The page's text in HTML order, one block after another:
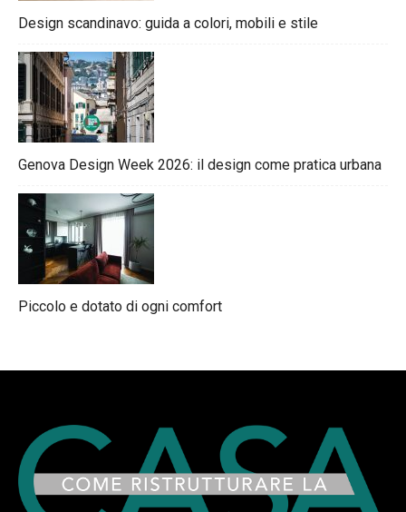
Design scandinavo: guida a colori, mobili e stile
Genova Design Week 2026: il design come pratica urbana
Piccolo e dotato di ogni comfort